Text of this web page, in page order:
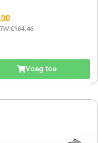
€164,46
Voeg toe